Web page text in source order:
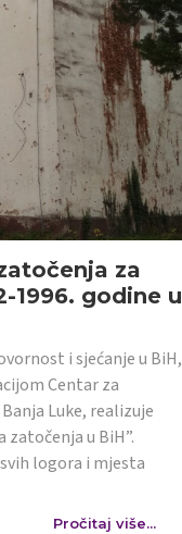
za
1996. godine u
i sjećanje u BiH,
Centar za
Luke, realizuje
u BiH”.
logora i mjesta
Pročitaj više...